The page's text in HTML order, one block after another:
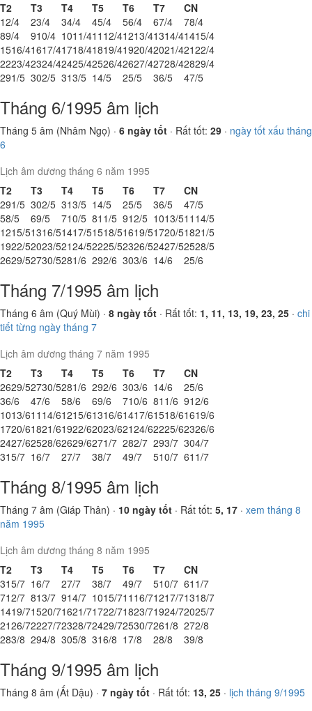
T2
T3 T4 T5 T6 T7
CN
12/4 23/4 34/4 45/4 56/4 67/4 78/4
89/4 910/4 1011/411 12/41213/41314/41415/4
1516/41617/41718/41819/41920/42021/42122/4
2223/42324/42425/42526/42627/42728/42829/4
291/5 302/5 313/5 14/5 25/5 36/5 47/5
Tháng 6/1995 âm lịch
Tháng 5 âm (Nhâm Ngọ) · 6 ngày tốt · Rất tốt: 29 · ngày tốt xấu tháng
6
Lịch âm dương tháng 6 năm 1995
T2
T3 T4 T5 T6 T7
CN
291/5 302/5 313/5 14/5 25/5 36/5 47/5
58/5 69/5 710/5 811/5 912/5 1013/511 14/5
1215/51316/51417/51518/51619/51720/51821/5
1922/52023/52124/52225/52326/52427/52528/5
2629/52730/5281/6 292/6 303/6 14/6 25/6
Tháng 7/1995 âm lịch
Tháng 6 âm (Quý Mùi) · 8 ngày tốt · Rất tốt: 1, 11, 13, 19, 23, 25 · chi
tiết từng ngày tháng 7
Lịch âm dương tháng 7 năm 1995
T2
T3 T4 T5 T6 T7
CN
2629/52730/5281/6 292/6 303/6 14/6 25/6
36/6 47/6 58/6 69/6 710/6 811/6 912/6
1013/611 14/61215/61316/61417/61518/61619/6
1720/61821/61922/62023/62124/62225/62326/6
2427/62528/62629/6271/7 282/7 293/7 304/7
315/7 16/7 27/7 38/7 49/7 510/7 611/7
Tháng 8/1995 âm lịch
Tháng 7 âm (Giáp Thân) · 10 ngày tốt · Rất tốt: 5, 17 · xem tháng 8
năm 1995
Lịch âm dương tháng 8 năm 1995
T2
T3 T4 T5 T6 T7
CN
315/7 16/7 27/7 38/7 49/7 510/7 611/7
712/7 813/7 914/7 1015/711 16/71217/71318/7
1419/71520/71621/71722/71823/71924/72025/7
2126/72227/72328/72429/72530/7261/8 272/8
283/8 294/8 305/8 316/8 17/8 28/8 39/8
Tháng 9/1995 âm lịch
Tháng 8 âm (Ất Dậu) · 7 ngày tốt · Rất tốt: 13, 25 · lịch tháng 9/1995